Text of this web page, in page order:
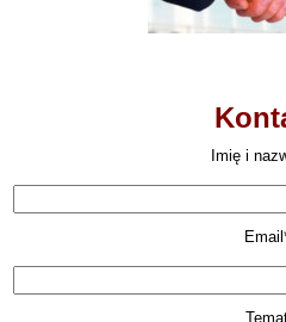
Imię i